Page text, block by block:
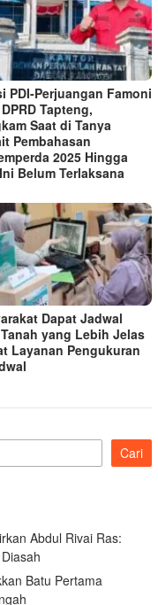
PDI-Perjuangan Famoni
Tapteng,
Saat di Tanya
Pembahasan
2025 Hingga
Belum Terlaksana
Dapat Jadwal
yang Lebih Jelas
Layanan Pengukuran
Cari
Abdul Rivai Ras:
Batu Pertama